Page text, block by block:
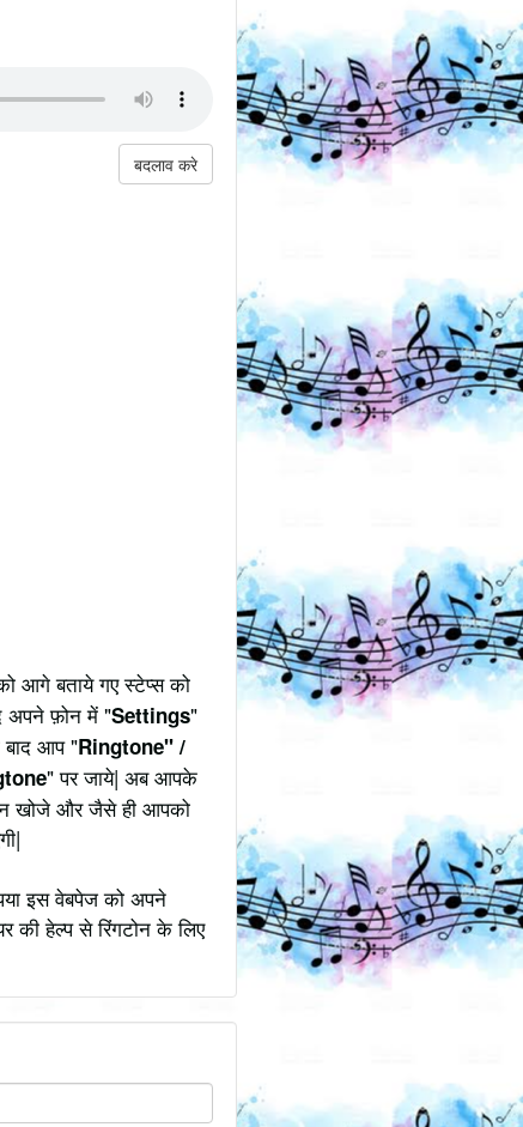
बदलाव करे
आगे बताये गए स्टेप्स को
अपने फ़ोन में "Settings"
आप "Ringtone" /
" पर जाये| अब आपके
खोजे और जैसे ही आपको
इस वेबपेज को अपने
की हेल्प से रिंगटोन के लिए